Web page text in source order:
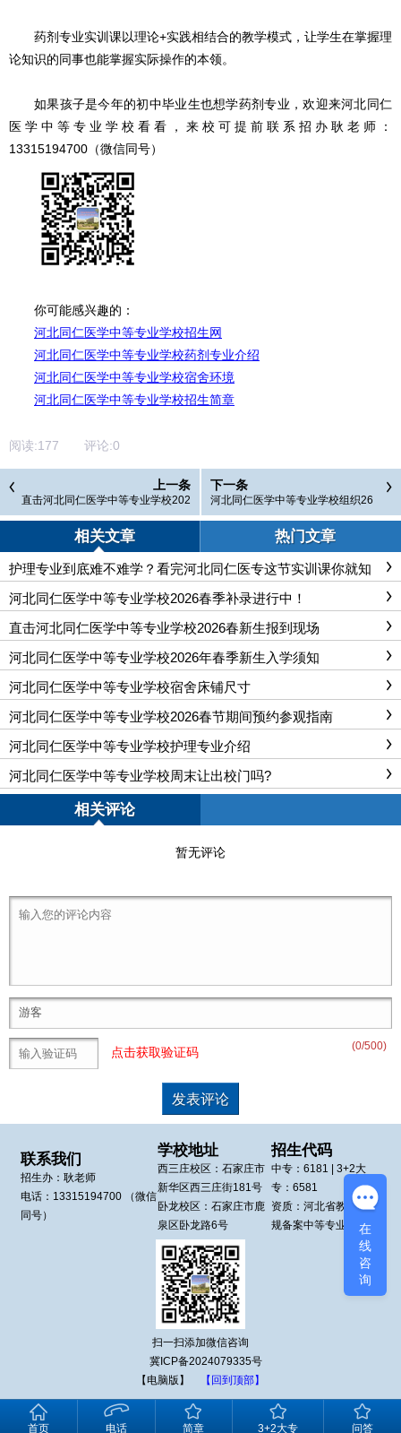
药剂专业实训课以理论+实践相结合的教学模式，让学生在掌握理
论知识的同事也能掌握实际操作的本领。
如果孩子是今年的初中毕业生也想学药剂专业，欢迎来河北同仁
医学中等专业学校看看，来校可提前联系招办耿老师：
13315194700（微信同号）
你可能感兴趣的：
河北同仁医学中等专业学校招生网
河北同仁医学中等专业学校药剂专业介绍
河北同仁医学中等专业学校宿舍环境
河北同仁医学中等专业学校招生简章
阅读:177 评论:0
上一条
直击河北同仁医学中等专业学校202
下一条
河北同仁医学中等专业学校组织26
相关文章 热门文章
护理专业到底难不难学？看完河北同仁医专这节实训课你就知
道了
河北同仁医学中等专业学校2026春季补录进行中！
直击河北同仁医学中等专业学校2026春新生报到现场
河北同仁医学中等专业学校2026年春季新生入学须知
河北同仁医学中等专业学校宿舍床铺尺寸
河北同仁医学中等专业学校2026春节期间预约参观指南
河北同仁医学中等专业学校护理专业介绍
河北同仁医学中等专业学校周末让出校门吗?
相关评论
暂无评论
(0/500)
点击获取验证码
联系我们
招生办： 耿老师
电话： 13315194700（微信
同号）
学校地址
西三庄校区： 石家庄市
新华区西三庄街181号
卧龙校区： 石家庄市鹿
泉区卧龙路6号
招生代码
中专： 6181 | 3+2大
专： 6581
资质：河北省教育厅正
规备案中等专业学校
扫一扫添加微信咨询
冀ICP备2024079335号
【电脑版】
【回到顶部】
首页 电话 简章 3+2大专 问答
在
线
咨
询